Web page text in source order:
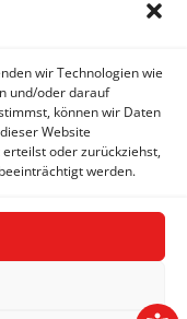
wir Technologien wie
und/oder darauf
können wir Daten
Website
oder zurückziehst,
werden.
diagnostische